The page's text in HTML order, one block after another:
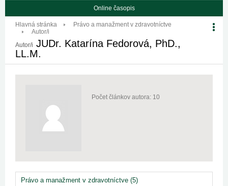
Online časopis
Hlavná stránka
Právo a manažment v zdravotníctve
Autor/i
Autor/i JUDr. Katarína Fedorová, PhD.,
LL.M.
Počet článkov autora: 10
Právo a manažment v zdravotníctve (5)